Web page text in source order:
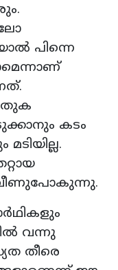
പിന്നെ
തുക
കടം
വീണുപോകുന്നു.
വന്നു
തീരെ